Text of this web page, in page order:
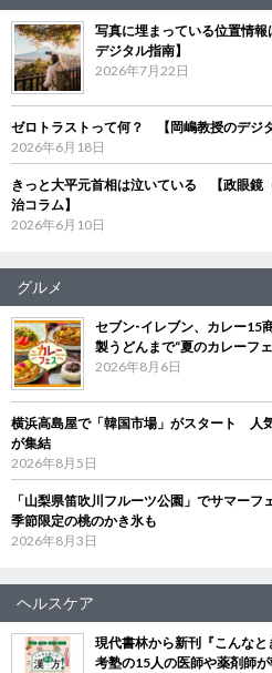
写真に埋まっている位置情
デジタル指南】
2026年7月22日
ゼロトラストって何？ 【岡嶋教授のデジタ
2026年6月18日
きっと大平元首相は泣いている 【政眼鏡
治コラム】
2026年6月10日
グルメ
セブン‐イレブン、カレー
製うどんまで“夏のカレーフ
2026年8月6日
横浜高島屋で「韓国市場」がスタート 人
が集結
2026年8月5日
「山梨県笛吹川フルーツ公園」でサマー
季節限定の桃のかき氷も
2026年8月3日
ヘルスケア
現代書林から新刊『こんな
考塾の15人の医師や薬剤師